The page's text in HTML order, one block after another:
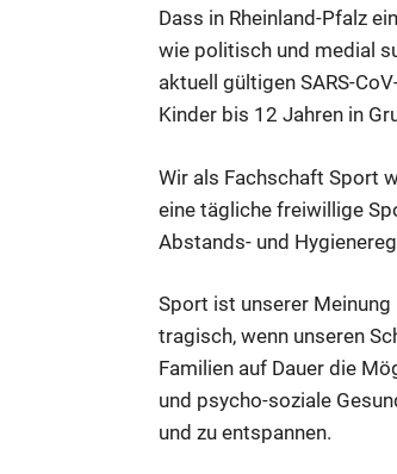
Dass in Rheinland-Pfalz
wie politisch und medial
aktuell gültigen SARS-
Kinder bis 12 Jahren in
Wir als Fachschaft Sport
eine tägliche freiwillige
Abstands- und
Sport ist unserer Meinung
tragisch, wenn unseren
Familien auf Dauer die
und psycho-soziale
und zu entspannen.